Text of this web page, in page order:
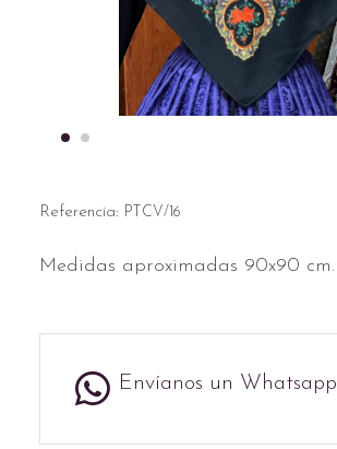
Referencia: PTCV/16
Medidas aproximadas 90x90 cm.
Envíanos un Whatsapp